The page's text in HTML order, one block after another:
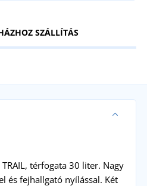
SZÁLLÍTÁS
térfogata 30 liter. Nagy
és fejhallgató nyílással. Két